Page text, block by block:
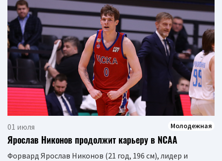
01 июля Молодежная
Ярослав Никонов продолжит карьеру в NCAA
Форвард Ярослав Никонов (21 год, 196 см), лидер и